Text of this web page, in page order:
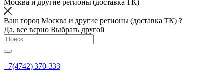
Москва и другие регионы (доставка ТК)
Ваш город Москва и другие регионы (доставка ТК) ?
Да, все верно Выбрать другой
+7(4742) 370-333